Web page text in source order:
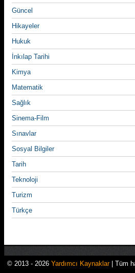
Güncel
Hikayeler
Hukuk
İnkılap Tarihi
Kimya
Matematik
Sağlık
Sinema-Film
Sınavlar
Sosyal Bilgiler
Tarih
Teknoloji
Turizm
Türkçe
© 2013 - 2026 Yardımcı Kaynaklar| Tüm